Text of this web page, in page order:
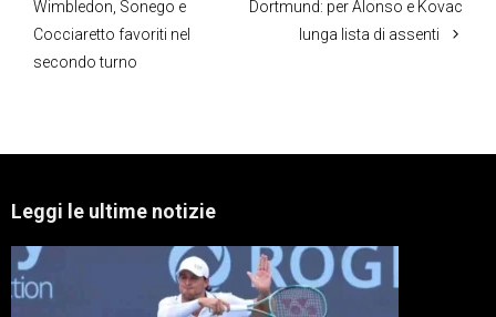
Wimbledon, Sonego e
Cocciaretto favoriti nel
secondo turno
Dortmund: per Alonso e Kovac
lunga lista di assenti
Leggi le ultime notizie